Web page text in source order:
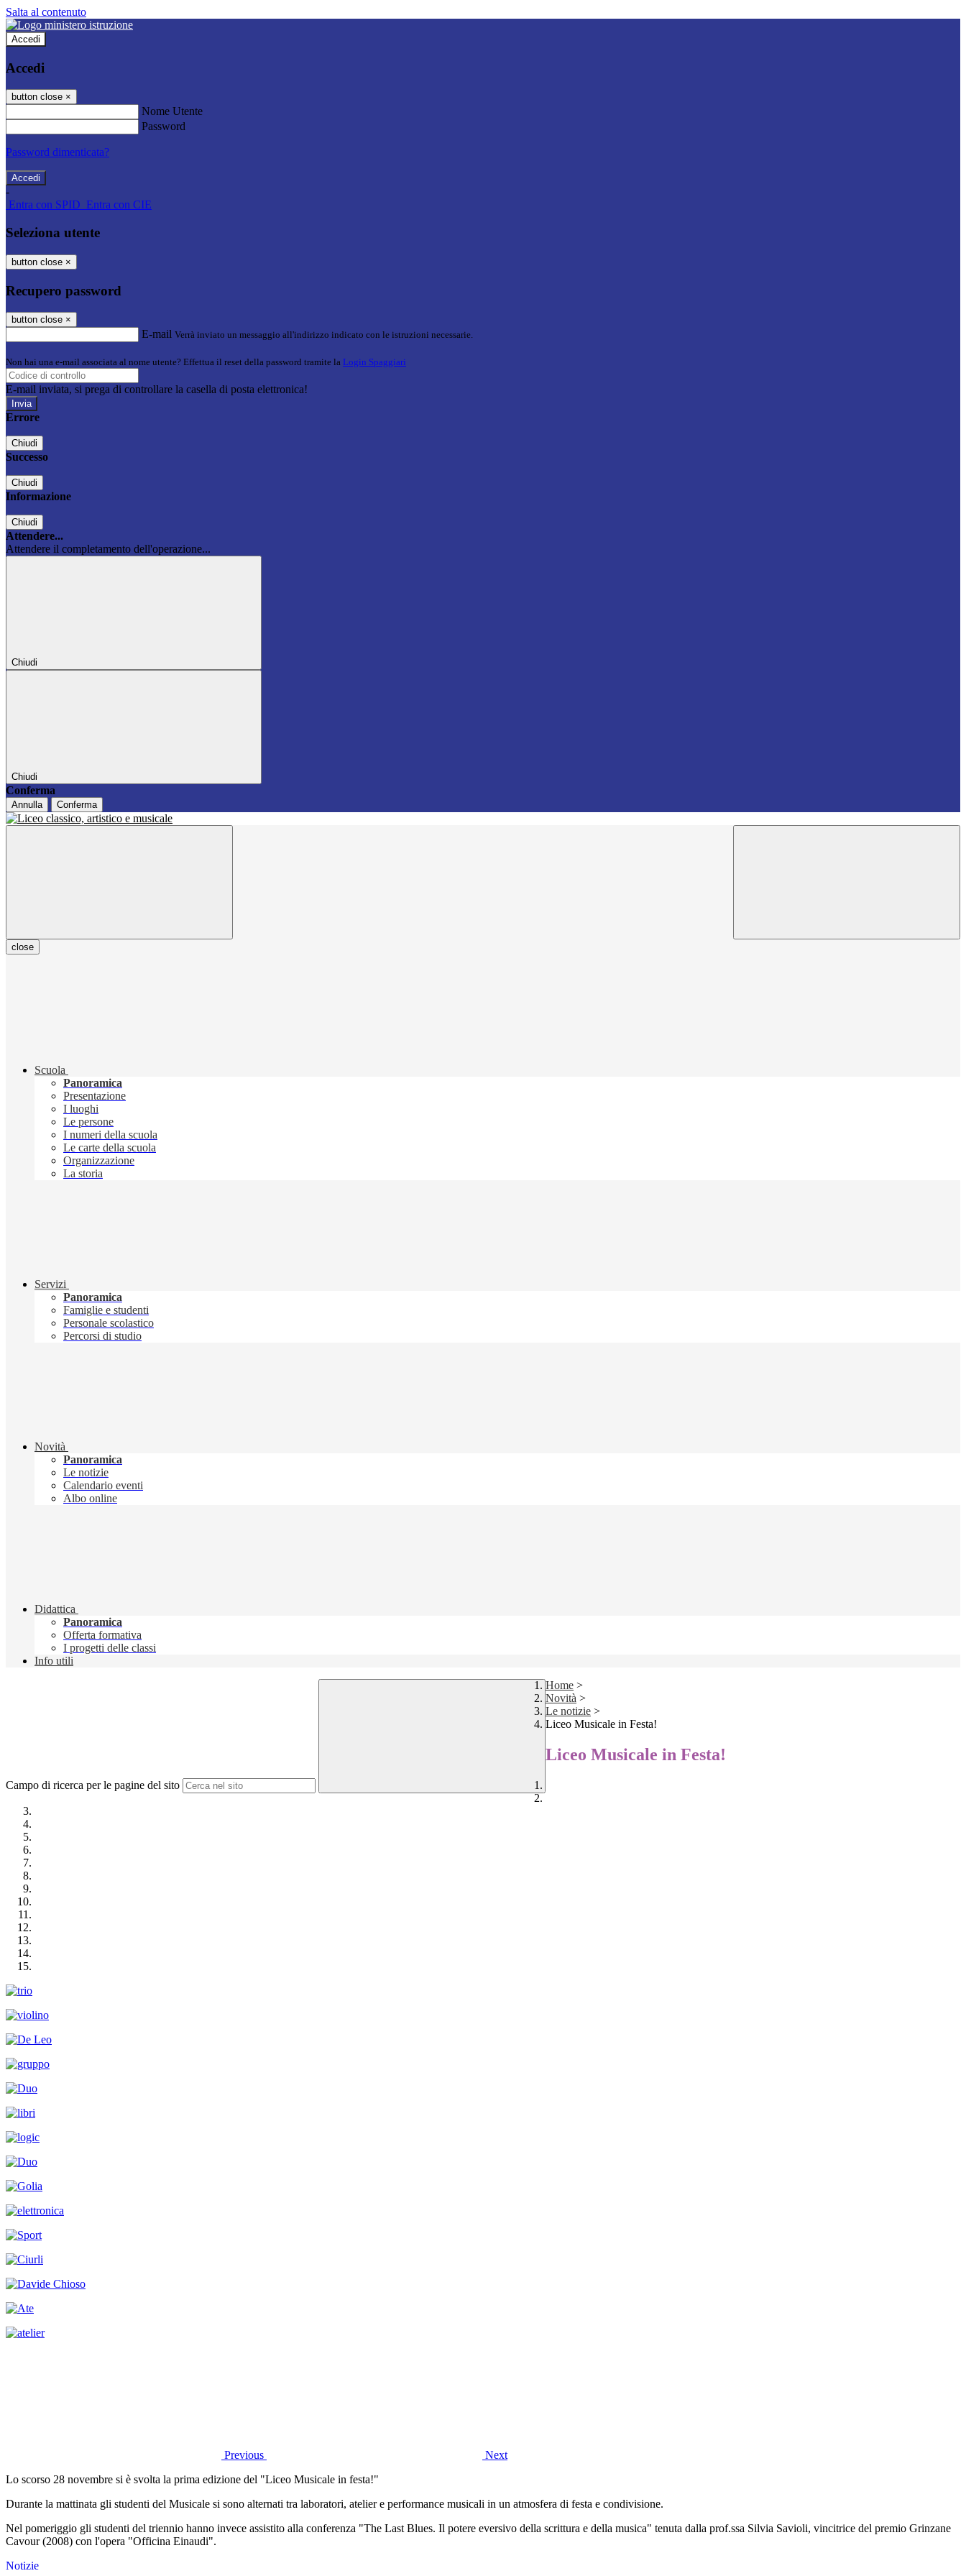
Salta al contenuto
Accedi
Accedi
button close ×
Nome Utente
Password
Password dimenticata?
-
Entra con SPID Entra con CIE
Seleziona utente
button close ×
Recupero password
button close ×
E-mail Verrà inviato un messaggio all'indirizzo indicato con le istruzioni necessarie.
Non hai una e-mail associata al nome utente? Effettua il reset della password tramite la Login Spaggiari
E-mail inviata, si prega di controllare la casella di posta elettronica!
Errore
Chiudi
Successo
Chiudi
Informazione
Chiudi
Attendere...
Attendere il completamento dell'operazione...
Chiudi
Chiudi
Conferma
Annulla Conferma
close
Scuola
Panoramica
Presentazione
I luoghi
Le persone
I numeri della scuola
Le carte della scuola
Organizzazione
La storia
Servizi
Panoramica
Famiglie e studenti
Personale scolastico
Percorsi di studio
Novità
Panoramica
Le notizie
Calendario eventi
Albo online
Didattica
Panoramica
Offerta formativa
I progetti delle classi
Info utili
Campo di ricerca per le pagine del sito
Home >
Novità >
Le notizie >
Liceo Musicale in Festa!
Liceo Musicale in Festa!
Previous
Next
Lo scorso 28 novembre si è svolta la prima edizione del "Liceo Musicale in festa!"
Durante la mattinata gli studenti del Musicale si sono alternati tra laboratori, atelier e performance musicali in un atmosfera di festa e condivisione.
Nel pomeriggio gli studenti del triennio hanno invece assistito alla conferenza "The Last Blues. Il potere eversivo della scrittura e della musica" tenuta dalla prof.ssa Silvia Savioli, vincitrice del premio Grinzane
Cavour (2008) con l'opera "Officina Einaudi".
Notizie